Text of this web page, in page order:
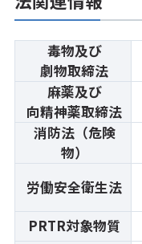
毒物及び
劇物取締法
麻薬及び
向精神薬取締法
消防法（危険
物）
労働安全衛生法
PRTR対象物質